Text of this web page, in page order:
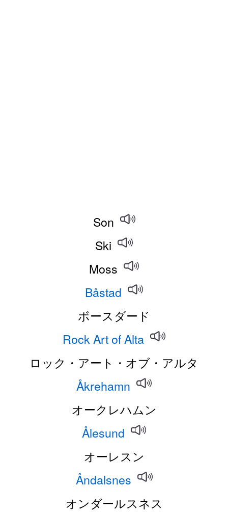
Son
Ski
Moss
Båstad
ボースダード
Rock Art of Alta
ロック・アート・オブ・アルタ
Åkrehamn
オークレハムン
Ålesund
オーレスン
Åndalsnes
オンダールスネス